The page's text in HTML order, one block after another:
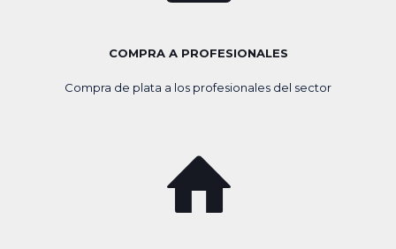
COMPRA A PROFESIONALES
Compra de plata a los profesionales del sector